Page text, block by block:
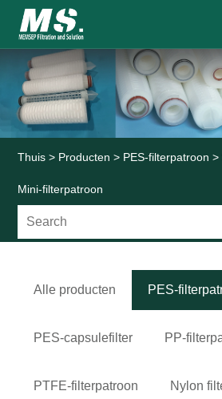
Thuis > Producten > PES-filterpatroon >
Mini-filterpatroon
Alle producten PES-
PES-capsulefilter PP-
PTFE-filterpatroon Nylon